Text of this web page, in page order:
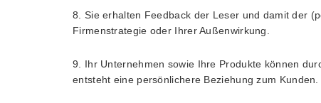
8. Sie erhalten Feedback der Leser und damit der
Firmenstrategie oder Ihrer Außenwirkung.
9. Ihr Unternehmen sowie Ihre Produkte können
entsteht eine persönlichere Beziehung zum Kunden.